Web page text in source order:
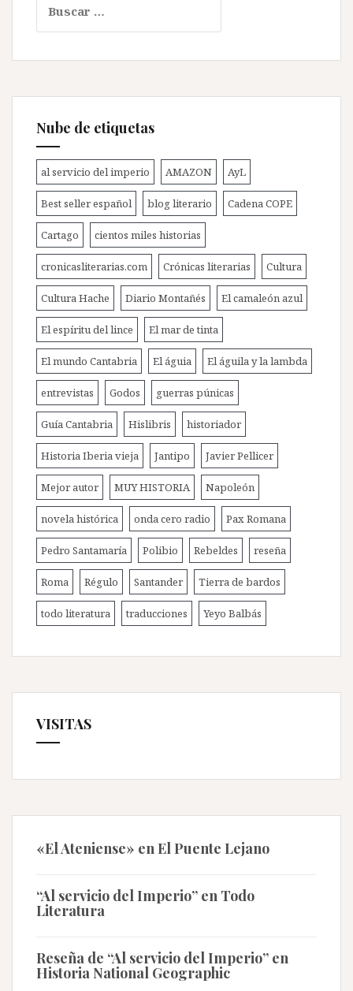
Nube de etiquetas
al servicio del imperio AMAZON AyL
Best seller español blog literario Cadena COPE
Cartago cientos miles historias
cronicasliterarias.com Crónicas literarias Cultura
Cultura Hache Diario Montañés El camaleón azul
El espíritu del lince El mar de tinta
El mundo Cantabria El águia El águila y la lambda
entrevistas Godos guerras púnicas
Guía Cantabria Hislibris historiador
Historia Iberia vieja Jantipo Javier Pellicer
Mejor autor MUY HISTORIA Napoleón
novela histórica onda cero radio Pax Romana
Pedro Santamaría Polibio Rebeldes reseña
Roma Régulo Santander Tierra de bardos
todo literatura traducciones Yeyo Balbás
VISITAS
«El Ateniense» en El Puente Lejano
“Al servicio del Imperio” en Todo
Literatura
Reseña de “Al servicio del Imperio” en
Historia National Geographic